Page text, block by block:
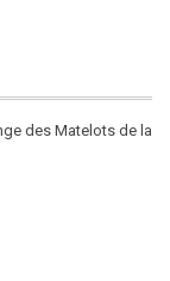
des Matelots de la